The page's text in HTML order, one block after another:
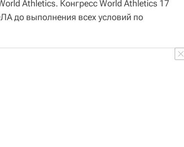
Athletics. Конгресс World Athletics 17
до выполнения всех условий по